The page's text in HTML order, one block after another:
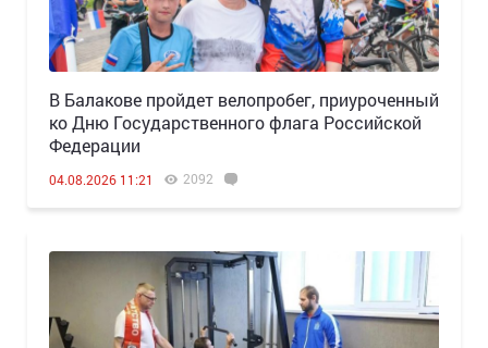
В Балакове пройдет велопробег, приуроченный
ко Дню Государственного флага Российской
Федерации
04.08.2026 11:21 2092